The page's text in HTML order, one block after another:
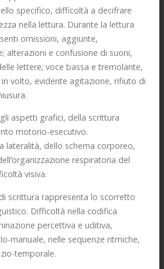
specifico, difficoltà a decifrare
nella lettura. Durante la lettura
omissioni, aggiunte,
alterazioni e confusione di suoni,
lettere; voce bassa e tremolante,
volto, evidente agitazione, rifiuto di
aspetti grafici, della scrittura
motorio-esecutivo.
lateralità, dello schema corporeo,
respiratoria del
visiva.
scrittura rappresenta lo scorretto
Difficoltà nella codifica
percettiva e uditiva,
manuale, nelle sequenze ritmiche,
temporale.